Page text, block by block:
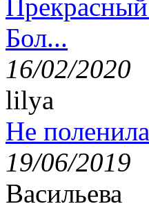
Бол...
16/02/2020
lilya
Не
19/06/2019
Васильева